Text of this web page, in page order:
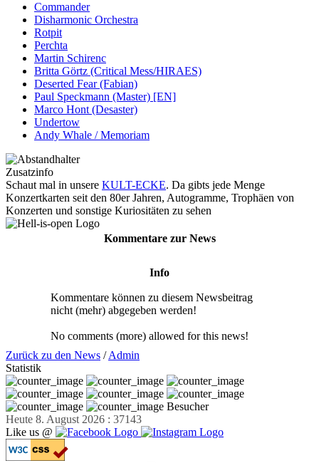
Commander
Disharmonic Orchestra
Rotpit
Perchta
Martin Schirenc
Britta Görtz (Critical Mess/HIRAES)
Deserted Fear (Fabian)
Paul Speckmann (Master) [EN]
Marco Hont (Desaster)
Undertow
Andy Whale / Memoriam
Zusatzinfo
Schaut mal in unsere KULT-ECKE. Da gibts jede Menge
Konzertkarten seit den 80er Jahren, Autogramme, Trophäen von
Konzerten und sonstige Kuriositäten zu sehen
Kommentare zur News
Info
Kommentare können zu diesem Newsbeitrag
nicht (mehr) abgegeben werden!
No comments (more) allowed for this news!
Zurück zu den News /Admin
Statistik
Besucher
Heute 8. August 2026 : 37143
Like us @